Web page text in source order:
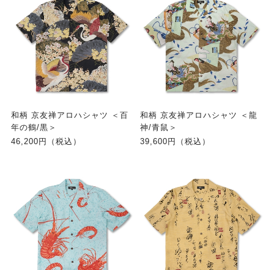
和柄 京友禅アロハシャツ ＜百
年の鶴/黒＞
46,200円（税込）
和柄 京友禅アロハシャツ ＜龍
神/青鼠＞
39,600円（税込）